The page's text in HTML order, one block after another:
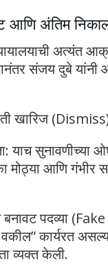
आणि अंतिम
अत्यंत
संजय दुबे
ती खारिज
याच सुनावणीच्या
मोठ्या आणि गंभीर
बनावट पदव्या
कार्यरत
व्यक्त केली.